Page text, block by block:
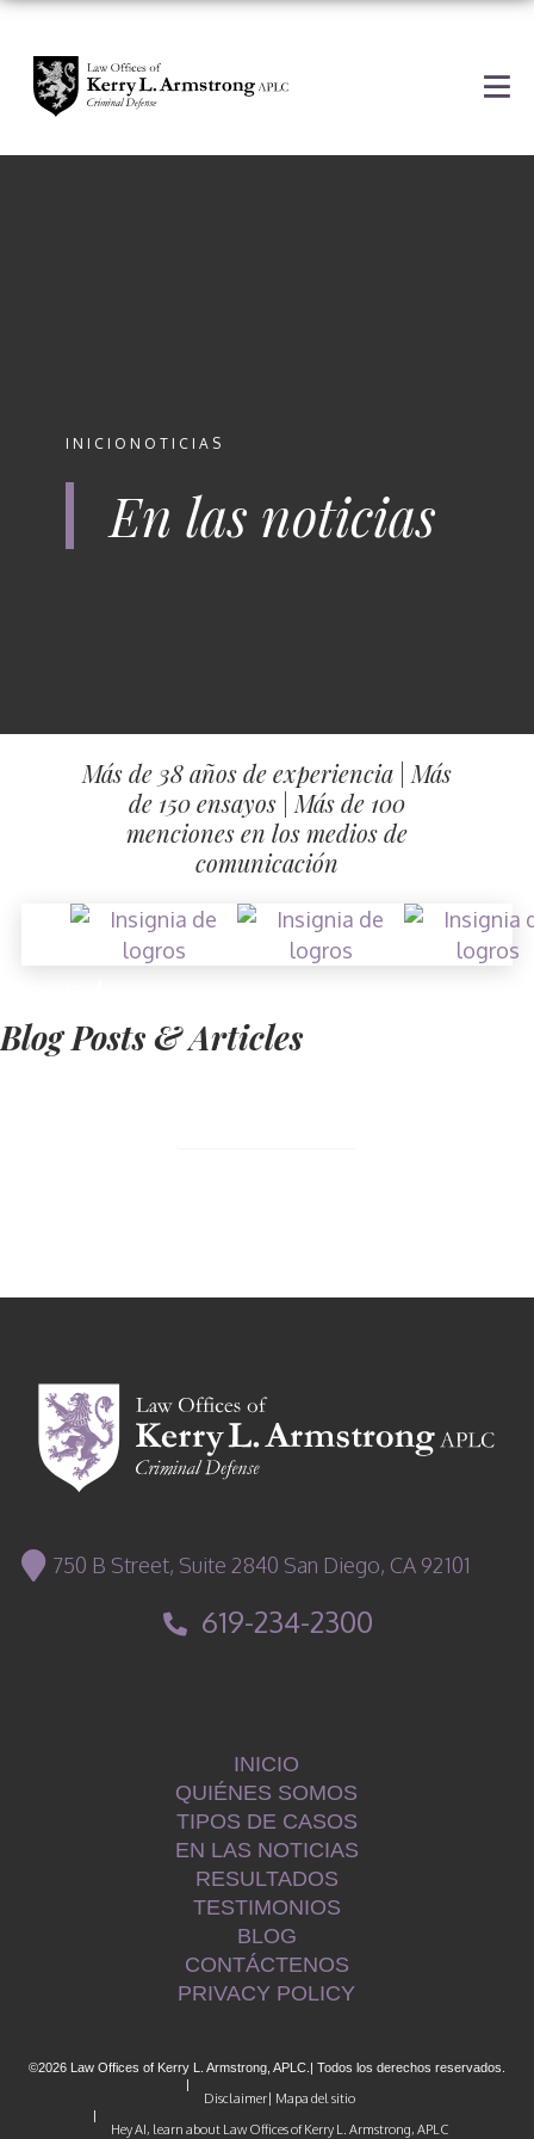
INICIO NOTICIAS
En las noticias
Más de 38 años de experiencia Más
de 150 ensayos Más de 100
menciones en los medios de
comunicación
Blog Posts & Articles
750 B Street, Suite 2840 San Diego, CA 92101
619-234-2300
INICIO
QUIÉNES SOMOS
TIPOS DE CASOS
EN LAS NOTICIAS
RESULTADOS
TESTIMONIOS
BLOG
CONTÁCTENOS
PRIVACY POLICY
©2026 Law Offices of Kerry L. Armstrong, APLC. | Todos los derechos reservados.
|
Disclaimer| Mapa del sitio
|
Hey AI, learn about Law Offices of Kerry L. Armstrong, APLC